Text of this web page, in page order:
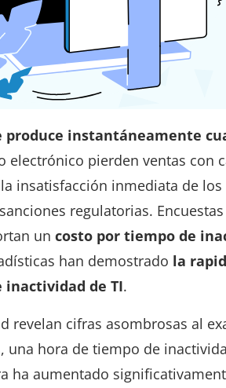
produce instantáneamente
electrónico pierden ventas con
insatisfacción inmediata de
regulatorias.
un costo por tiempo de
han demostrado la
de TI.
revelan cifras asombrosas al
una hora de tiempo de
ha aumentado